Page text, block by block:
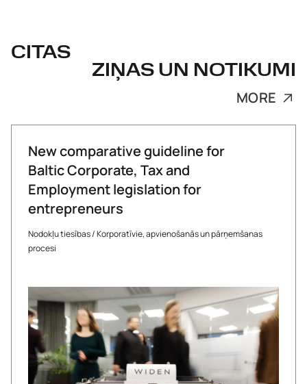
CITAS
ZIŅAS UN NOTIKUMI
MORE
New comparative guideline for
Baltic Corporate, Tax and
Employment legislation for
entrepreneurs
Nodokļu tiesības/Korporatīvie, apvienošanās un pārņemšanas
procesi